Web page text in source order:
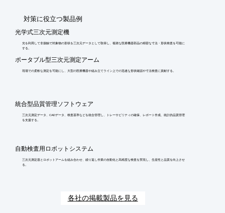
​対策に役立つ製品例
光学式三次元測定機
光を利用して非接触で対象物の形状を三次元データとして取得し、複雑な医療機器部品の精密な寸法・形状検査を可能に
する。
ポータブル型三次元測定アーム
現場での柔軟な測定を可能にし、大型の医療機器や組み立てライン上での迅速な形状確認や寸法検査に貢献する。
統合型品質管理ソフトウェア
三次元測定データ、CADデータ、検査基準などを統合管理し、トレーサビリティの確保、レポート作成、統計的品質管理
を支援する。
自動検査用ロボットシステム
三次元測定器とロボットアームを組み合わせ、繰り返し作業の自動化と高精度な検査を実現し、生産性と品質を向上させ
る。
各社の掲載製品を見る